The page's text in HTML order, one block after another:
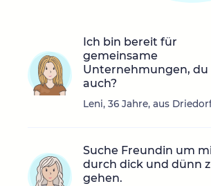
Ich bin bereit für
gemeinsame
Unternehmungen, du
auch?
Leni, 36 Jahre, aus
Suche Freundin um
durch dick und dünn
gehen.